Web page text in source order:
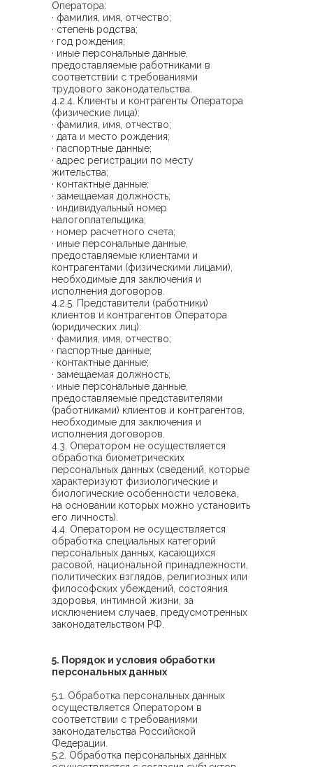
Оператора:
· фамилия, имя, отчество;
· степень родства;
· год рождения;
· иные персональные данные,
предоставляемые работниками в
соответствии с требованиями
трудового законодательства.
4.2.4. Клиенты и контрагенты Оператора
(физические лица):
· фамилия, имя, отчество;
· дата и место рождения;
· паспортные данные;
· адрес регистрации по месту
жительства;
· контактные данные;
· замещаемая должность;
· индивидуальный номер
налогоплательщика;
· номер расчетного счета;
· иные персональные данные,
предоставляемые клиентами и
контрагентами (физическими лицами),
необходимые для заключения и
исполнения договоров.
4.2.5. Представители (работники)
клиентов и контрагентов Оператора
(юридических лиц):
· фамилия, имя, отчество;
· паспортные данные;
· контактные данные;
· замещаемая должность;
· иные персональные данные,
предоставляемые представителями
(работниками) клиентов и контрагентов,
необходимые для заключения и
исполнения договоров.
4.3. Оператором не осуществляется
обработка биометрических
персональных данных (сведений, которые
характеризуют физиологические и
биологические особенности человека,
на основании которых можно установить
его личность).
4.4. Оператором не осуществляется
обработка специальных категорий
персональных данных, касающихся
расовой, национальной принадлежности,
политических взглядов, религиозных или
философских убеждений, состояния
здоровья, интимной жизни, за
исключением случаев, предусмотренных
законодательством РФ.
5. Порядок и условия обработки
персональных данных
5.1. Обработка персональных данных
осуществляется Оператором в
соответствии с требованиями
законодательства Российской
Федерации.
5.2. Обработка персональных данных